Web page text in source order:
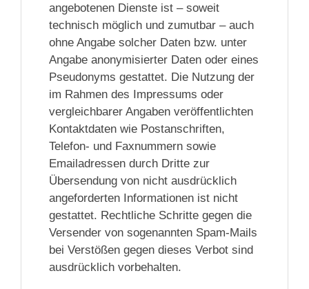
angebotenen Dienste ist – soweit
technisch möglich und zumutbar – auch
ohne Angabe solcher Daten bzw. unter
Angabe anonymisierter Daten oder eines
Pseudonyms gestattet. Die Nutzung der
im Rahmen des Impressums oder
vergleichbarer Angaben veröffentlichten
Kontaktdaten wie Postanschriften,
Telefon- und Faxnummern sowie
Emailadressen durch Dritte zur
Übersendung von nicht ausdrücklich
angeforderten Informationen ist nicht
gestattet. Rechtliche Schritte gegen die
Versender von sogenannten Spam-Mails
bei Verstößen gegen dieses Verbot sind
ausdrücklich vorbehalten.